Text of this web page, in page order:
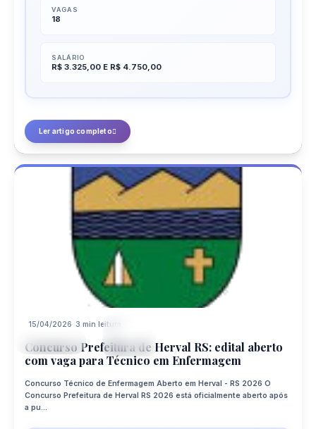
VAGAS
18
SALÁRIO
R$ 3.325,00 E R$ 4.750,00
Ler artigo completo
15/04/2026 3 min leitura
Concurso Prefeitura de Herval RS: edital aberto
com vaga para Técnico em Enfermagem
Concurso Técnico de Enfermagem Aberto em Herval - RS 2026 O
Concurso Prefeitura de Herval RS 2026 está oficialmente aberto após
a pu...